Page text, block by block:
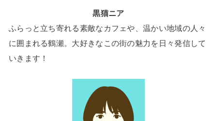
黒猫ニア
ふらっと立ち寄れる素敵なカフェや、温かい地域の人々
に囲まれる鶴瀬。大好きなこの街の魅力を日々発信して
いきます！